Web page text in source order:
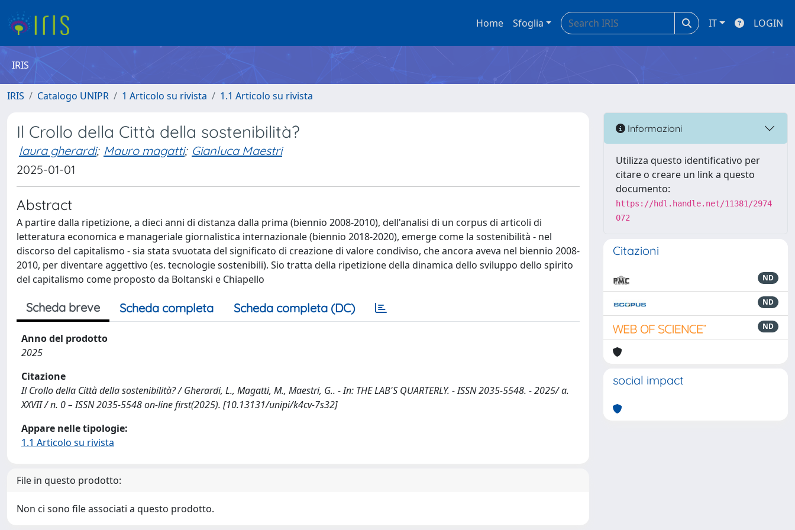
Home Sfoglia IT LOGIN
IRIS
IRIS Catalogo UNIPR 1 Articolo su rivista 1.1 Articolo su rivista
Il Crollo della Città della sostenibilità?
laura gherardi; Mauro magatti; Gianluca Maestri
2025-01-01
Abstract
A partire dalla ripetizione, a dieci anni di distanza dalla prima (biennio 2008-2010), dell'analisi di un corpus di articoli di
letteratura economica e manageriale giornalistica internazionale (biennio 2018-2020), emerge come la sostenibilità - nel
discorso del capitalismo - sia stata svuotata del significato di creazione di valore condiviso, che ancora aveva nel biennio 2008-
2010, per diventare aggettivo (es. tecnologie sostenibili). Sio tratta della ripetizione della dinamica dello sviluppo dello spirito
del capitalismo come proposto da Boltanski e Chiapello
Scheda breve Scheda completa Scheda completa (DC)
Anno del prodotto
2025
Citazione
Il Crollo della Città della sostenibilità? / Gherardi, L., Magatti, M., Maestri, G.. - In: THE LAB'S QUARTERLY. - ISSN 2035-5548. - 2025/ a.
XXVII / n. 0 – ISSN 2035-5548 on-line first(2025). [10.13131/unipi/k4cv-7s32]
Appare nelle tipologie:
1.1 Articolo su rivista
File in questo prodotto:
Non ci sono file associati a questo prodotto.
Informazioni
Utilizza questo identificativo per
citare o creare un link a questo
documento:
https://hdl.handle.net/11381/2974
072
Citazioni
ND
ND
ND
social impact